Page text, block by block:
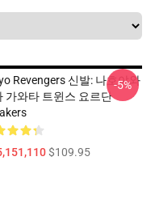
Revengers 신발: 나호야와
가와타 트윈스 요르단
$109.95
-5%